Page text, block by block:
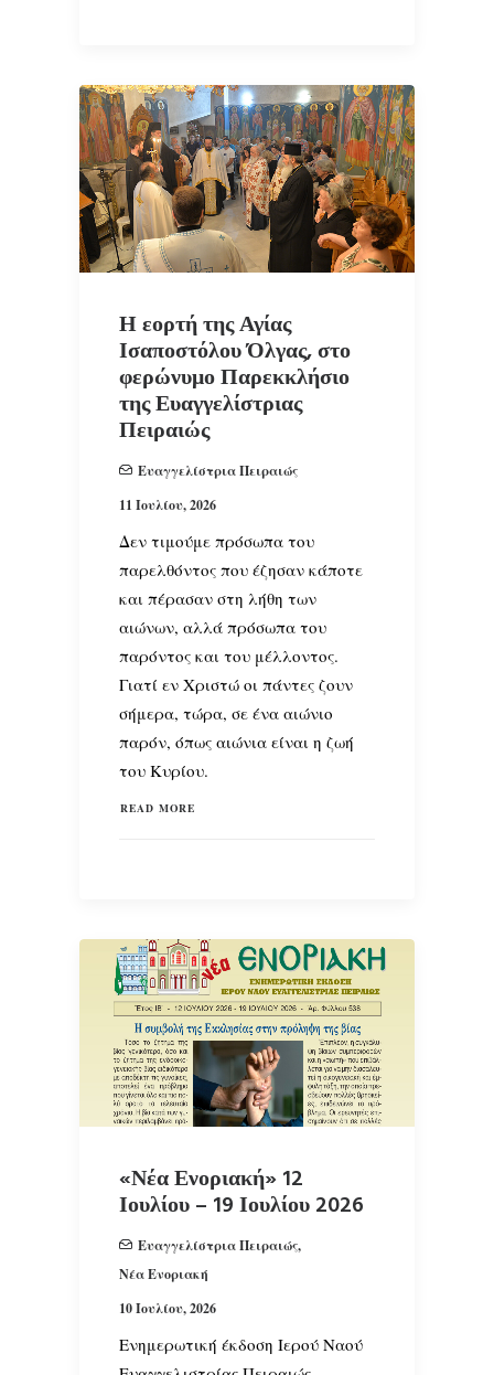
Η εορτή της Αγίας
Ισαποστόλου Όλγας, στο
φερώνυμο Παρεκκλήσιο
της Ευαγγελίστριας
Πειραιώς
Ευαγγελίστρια Πειραιώς
11 Ιουλίου, 2026
Δεν τιμούμε πρόσωπα του
παρελθόντος που έζησαν κάποτε
και πέρασαν στη λήθη των
αιώνων, αλλά πρόσωπα του
παρόντος και του μέλλοντος.
Γιατί εν Χριστώ οι πάντες ζουν
σήμερα, τώρα, σε ένα αιώνιο
παρόν, όπως αιώνια είναι η ζωή
του Κυρίου.
READ MORE
«Νέα Ενοριακή» 12
Ιουλίου – 19 Ιουλίου 2026
Ευαγγελίστρια Πειραιώς,
Νέα Ενοριακή
10 Ιουλίου, 2026
Ενημερωτική έκδοση Ιερού Ναού